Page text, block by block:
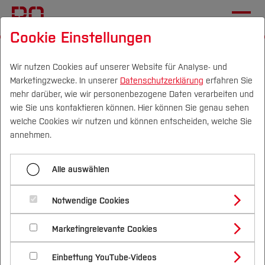
Campus Personen DE|EN Quicklinks
Studium
Studienangebote
Bachelorstudiengänge
Masterstudiengänge
Vor dem Studium
Bewerben & Einschreiben
Bewerbungsportal
Im Studium
Studienbüros und Prüfungen
Nach dem Studium
Forschung & Transfer
Profil
Forschungs- und Transferprofil
Schwerpunkte (FuT)
Beratung & Förderung
Nachhaltigkeit
Nachhaltigkeit studieren
International
Online-Workshop:
"Erfolgreiche Umfragen
erstellen und durchführen"
17.04.2026, 13:00 Uhr - 17:00 Uhr
Viele Start-Ups und
Gründungsinteressierte führen
Cookie Einstellungen
Wir nutzen Cookies auf unserer Website für Analyse- und
Marketingzwecke. In unserer Datenschutzerklärung erfahren Sie
mehr darüber, wie wir personenbezogene Daten verarbeiten und
wie Sie uns kontaktieren können. Hier können Sie genau sehen
welche Cookies wir nutzen und können entscheiden, welche Sie
annehmen.
Alle auswählen
Notwendige Cookies
Marketingrelevante Cookies
Einbettung YouTube-Videos